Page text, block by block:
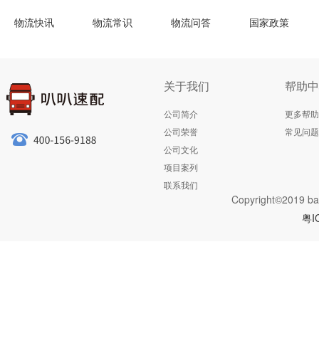
物流快讯 物流常识 物流问答 国家政策
关于我们
公司简介
公司荣誉
公司文化
项目案列
联系我们
帮助
更多帮助
常见问题
Copyright©2019
粤